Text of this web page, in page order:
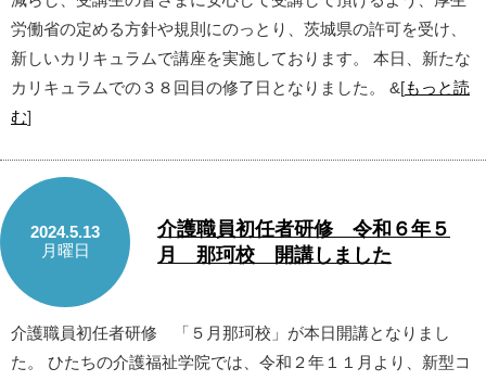
労働省の定める方針や規則にのっとり、茨城県の許可を受け、
新しいカリキュラムで講座を実施しております。 本日、新たな
カリキュラムでの３８回目の修了日となりました。 &[もっと読
む]
2024.5.13
月曜日
介護職員初任者研修 令和６年５
月 那珂校 開講しました
介護職員初任者研修 「５月那珂校」が本日開講となりまし
た。 ひたちの介護福祉学院では、令和２年１１月より、新型コ